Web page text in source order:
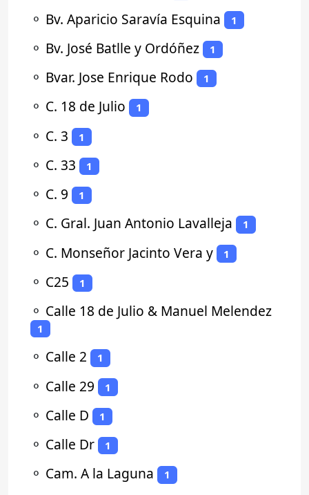
⚬ Bv. Aparicio Saravía Esquina 1
⚬ Bv. José Batlle y Ordóñez 1
⚬ Bvar. Jose Enrique Rodo 1
⚬ C. 18 de Julio 1
⚬ C. 3 1
⚬ C. 33 1
⚬ C. 9 1
⚬ C. Gral. Juan Antonio Lavalleja 1
⚬ C. Monseñor Jacinto Vera y 1
⚬ C25 1
⚬ Calle 18 de Julio & Manuel Melendez
1
⚬ Calle 2 1
⚬ Calle 29 1
⚬ Calle D 1
⚬ Calle Dr 1
⚬ Cam. A la Laguna 1